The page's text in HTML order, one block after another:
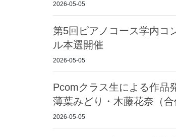
2026-05-05
第5回ピアノコース学内コ
ル本選開催
2026-05-05
Pcomクラス生による作品
薄葉みどり・木藤花奈（合
2026-05-05